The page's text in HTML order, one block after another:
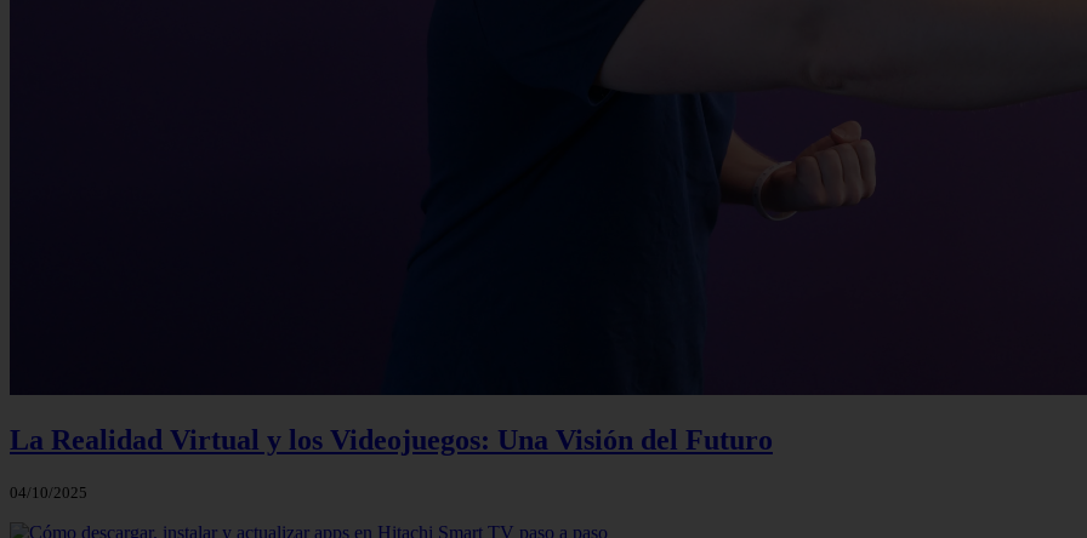
La Realidad Virtual y los Videojuegos: Una Visión del Futuro
04/10/2025